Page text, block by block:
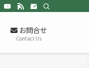
お問合せ
Contact Us